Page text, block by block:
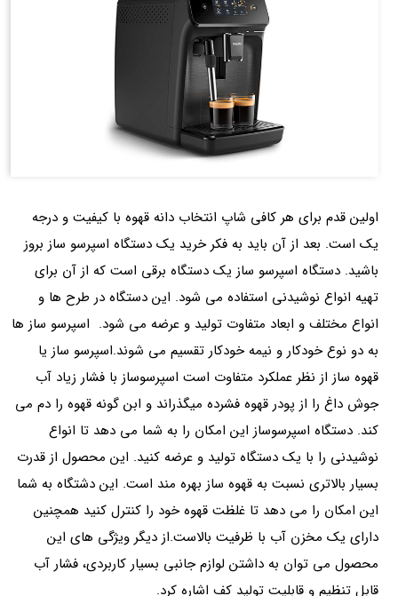
اولین قدم برای هر کافی شاپ انتخاب دانه قهوه با کیفیت و درجه
یک است. بعد از آن باید به فکر خرید یک دستگاه اسپرسو ساز بروز
باشید. دستگاه اسپرسو ساز یک دستگاه برقی است که از آن برای
تهیه انواع نوشیدنی استفاده می شود. این دستگاه در طرح ها و
انواع مختلف و ابعاد متفاوت تولید و عرضه می شود. اسپرسو ساز ها
به دو نوع خودکار و نیمه خودکار تقسیم می شوند.اسپرسو ساز یا
قهوه ساز از نظر عملکرد متفاوت است اسپرسوساز با فشار زیاد آب
جوش داغ را از پودر قهوه فشرده میگذراند و ابن گونه قهوه را دم می
کند. دستگاه اسپرسوساز این امکان را به شما می دهد تا انواع
نوشیدنی را با یک دستگاه تولید و عرضه کنید. این محصول از قدرت
بسیار بالاتری نسبت به قهوه ساز بهره مند است. این دشتگاه به شما
این امکان را می دهد تا غلظت قهوه خود را کنترل کنید همچنین
دارای یک مخزن آب با ظرفیت بالاست.از دیگر ویژگی های این
محصول می توان به داشتن لوازم جانبی بسیار کاربردی، فشار آب
قابل تنظیم و قابلیت تولید کف اشاره کرد.